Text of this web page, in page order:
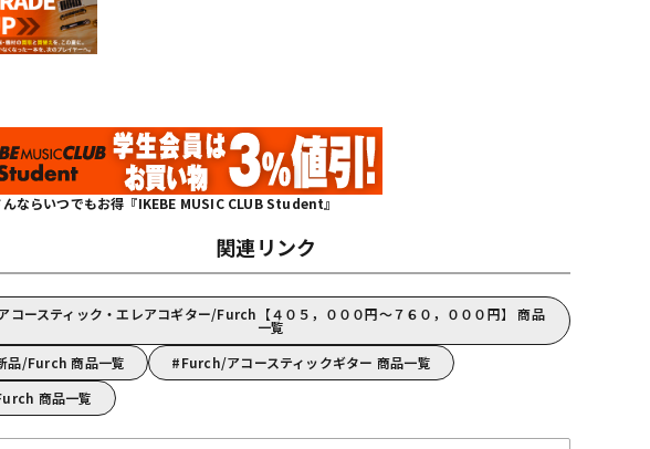
ならいつでもお得『IKEBE MUSIC CLUB Student』
関連リンク
コースティック・エレアコギター/Furch【４０５，０００円～７６０，０００円】 商品
一覧
品/Furch 商品一覧
Furch/アコースティックギター 商品一覧
商品一覧